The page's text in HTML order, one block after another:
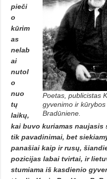
Poetas, publicistas
gyvenimo ir
Bradūniene.
pieči
o
kūrim
as
nelab
ai
nutol
o
nuo
tų
laikų,
kai buvo kuriamas naujasis
tik pavadinimai, bet
panašiai kaip ir ru­sų,
pozicijas labai tvirtai, ir
stumiama iš kasdienio